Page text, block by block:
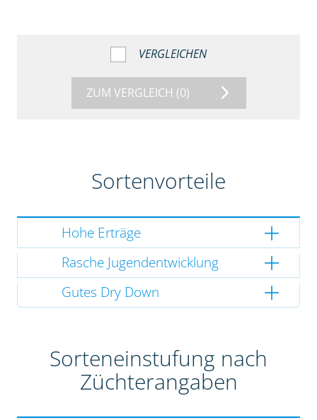
VERGLEICHEN
ZUM VERGLEICH (0)
Sortenvorteile
Hohe Erträge
Rasche Jugendentwicklung
Gutes Dry Down
Sorteneinstufung nach
Züchterangaben